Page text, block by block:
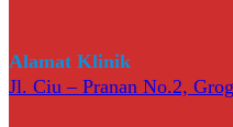
Alamat Klinik
Jl. Ciu – Pranan No.2,